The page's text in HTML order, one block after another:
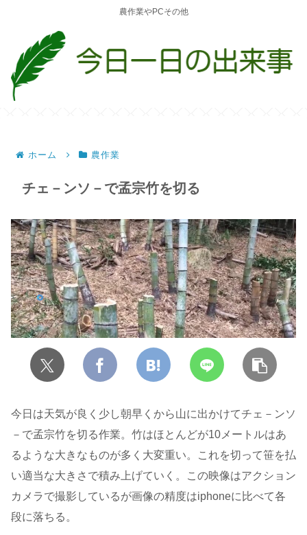
農作業やPCその他
ホーム 農作業
チェ－ンソ－で孟宗竹を切る
今日は天気が良く少し朝早くから山に出かけてチェ－ンソ
－で孟宗竹を切る作業。竹はほとんどが10メートルはあ
るような大きなものが多く大変重い。これを切って笹を払
い適当な大きさで積み上げていく。この映像はアクション
カメラで撮影しているが画像の精度はiphoneに比べて各
段に落ちる。